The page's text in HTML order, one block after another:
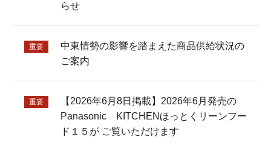
らせ
重要
中東情勢の影響を踏まえた商品供給状況の
ご案内
重要
【2026年6月8日掲載】2026年6月発売の
Panasonic KITCHENほっとくリーンフー
ド１５が ご覧いただけます